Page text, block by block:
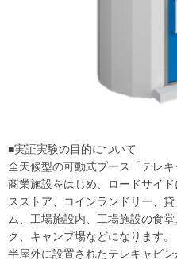
■実証実験の目的について
全天候型の可動式ブース「テレ
商業施設をはじめ、ロードサイ
スストア、コインランドリー、
ム、工場施設内、工場施設の食
ク、キャンプ場などになります。
半屋外に設置されたテレキャビ